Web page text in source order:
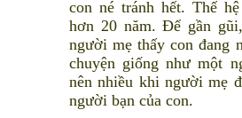
con né tránh hết. Thế
hơn 20 năm. Để gần
người mẹ thấy con đang
chuyện giống như một
nên nhiều khi người mẹ
người bạn của con.